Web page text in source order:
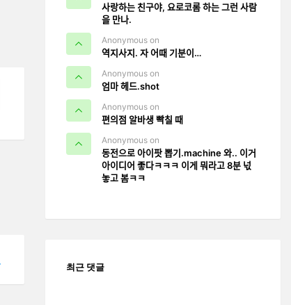
사랑하는 친구야, 요로코롬 하는 그런 사람
을 만나.
Anonymous on
역지사지. 자 어때 기분이…
Anonymous on
엄마 헤드.shot
Anonymous on
편의점 알바생 빡칠 때
Anonymous on
동전으로 아이팟 뽑기.machine 와.. 이거
아이디어 좋다ㅋㅋㅋ 이게 뭐라고 8분 넋
놓고 봄ㅋㅋ
최근 댓글